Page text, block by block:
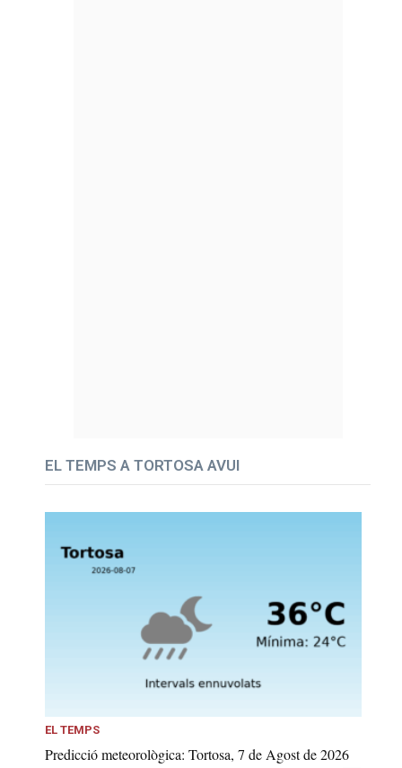
EL TEMPS A TORTOSA AVUI
EL TEMPS
Predicció meteorològica: Tortosa, 7 de Agost de 2026